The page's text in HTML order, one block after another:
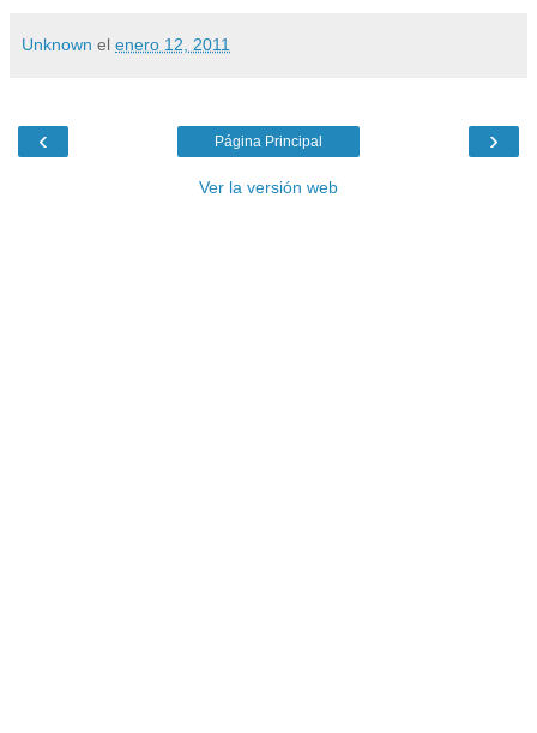
Unknown el enero 12, 2011
‹ ›
Página Principal
Ver la versión web